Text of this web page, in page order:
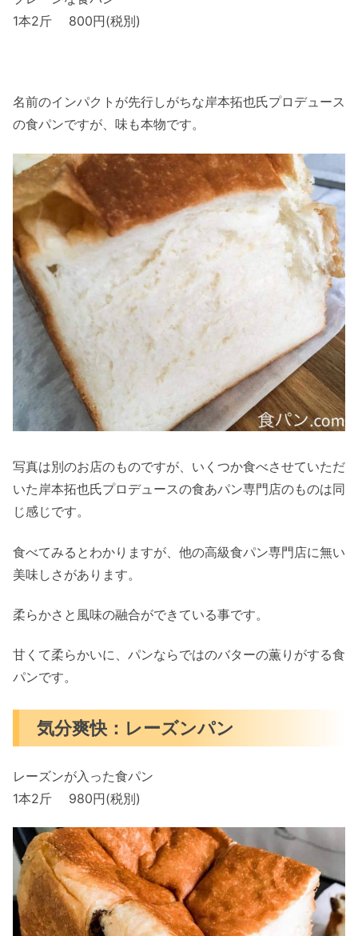
1本2斤 800円(税別)
名前のインパクトが先行しがちな岸本拓也氏プロデュース
の食パンですが、味も本物です。
写真は別のお店のものですが、いくつか食べさせていただ
いた岸本拓也氏プロデュースの食あパン専門店のものは同
じ感じです。
食べてみるとわかりますが、他の高級食パン専門店に無い
美味しさがあります。
柔らかさと風味の融合ができている事です。
甘くて柔らかいに、パンならではのバターの薫りがする食
パンです。
気分爽快：レーズンパン
レーズンが入った食パン
1本2斤 980円(税別)